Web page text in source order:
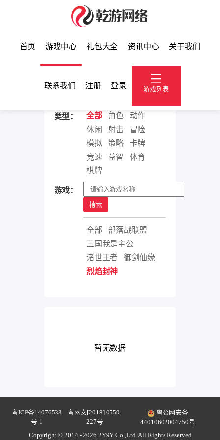
首页 游戏中心 礼包大全 资讯中心 关于我们
联系我们 注册 登录 游戏列表
类型： 全部 角色
动作
休闲
射击
冒险
模拟
策略
卡牌
竞速
益智
体育
棋牌
游戏：
搜索
全部
部落战联盟
三国我是主公
诸世王者
御剑仙缘
烈焰封神
暂无数据
粤ICP备14076533
号-1
粤网文[2018] 0559-
227号
粤公网安备
44010602004750号
Copyright © 2014 - 2026 2Y9Y Co.,Ltd. All Rights Reserved